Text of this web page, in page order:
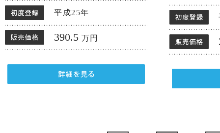
平成25年
390.5 万円